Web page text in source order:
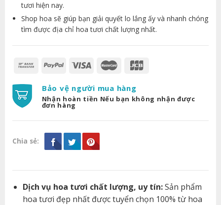
tươi hiện nay.
Shop hoa sẽ giúp bạn giải quyết lo lắng ấy và nhanh chóng
tìm được địa chỉ hoa tươi chất lượng nhất.
Bảo vệ người mua hàng
Nhận hoàn tiền Nếu bạn không nhận được
đơn hàng
Chia sẻ:
Dịch vụ hoa tươi chất lượng, uy tín:Sản phẩm
hoa tươi đẹp nhất được tuyển chọn 100% từ hoa